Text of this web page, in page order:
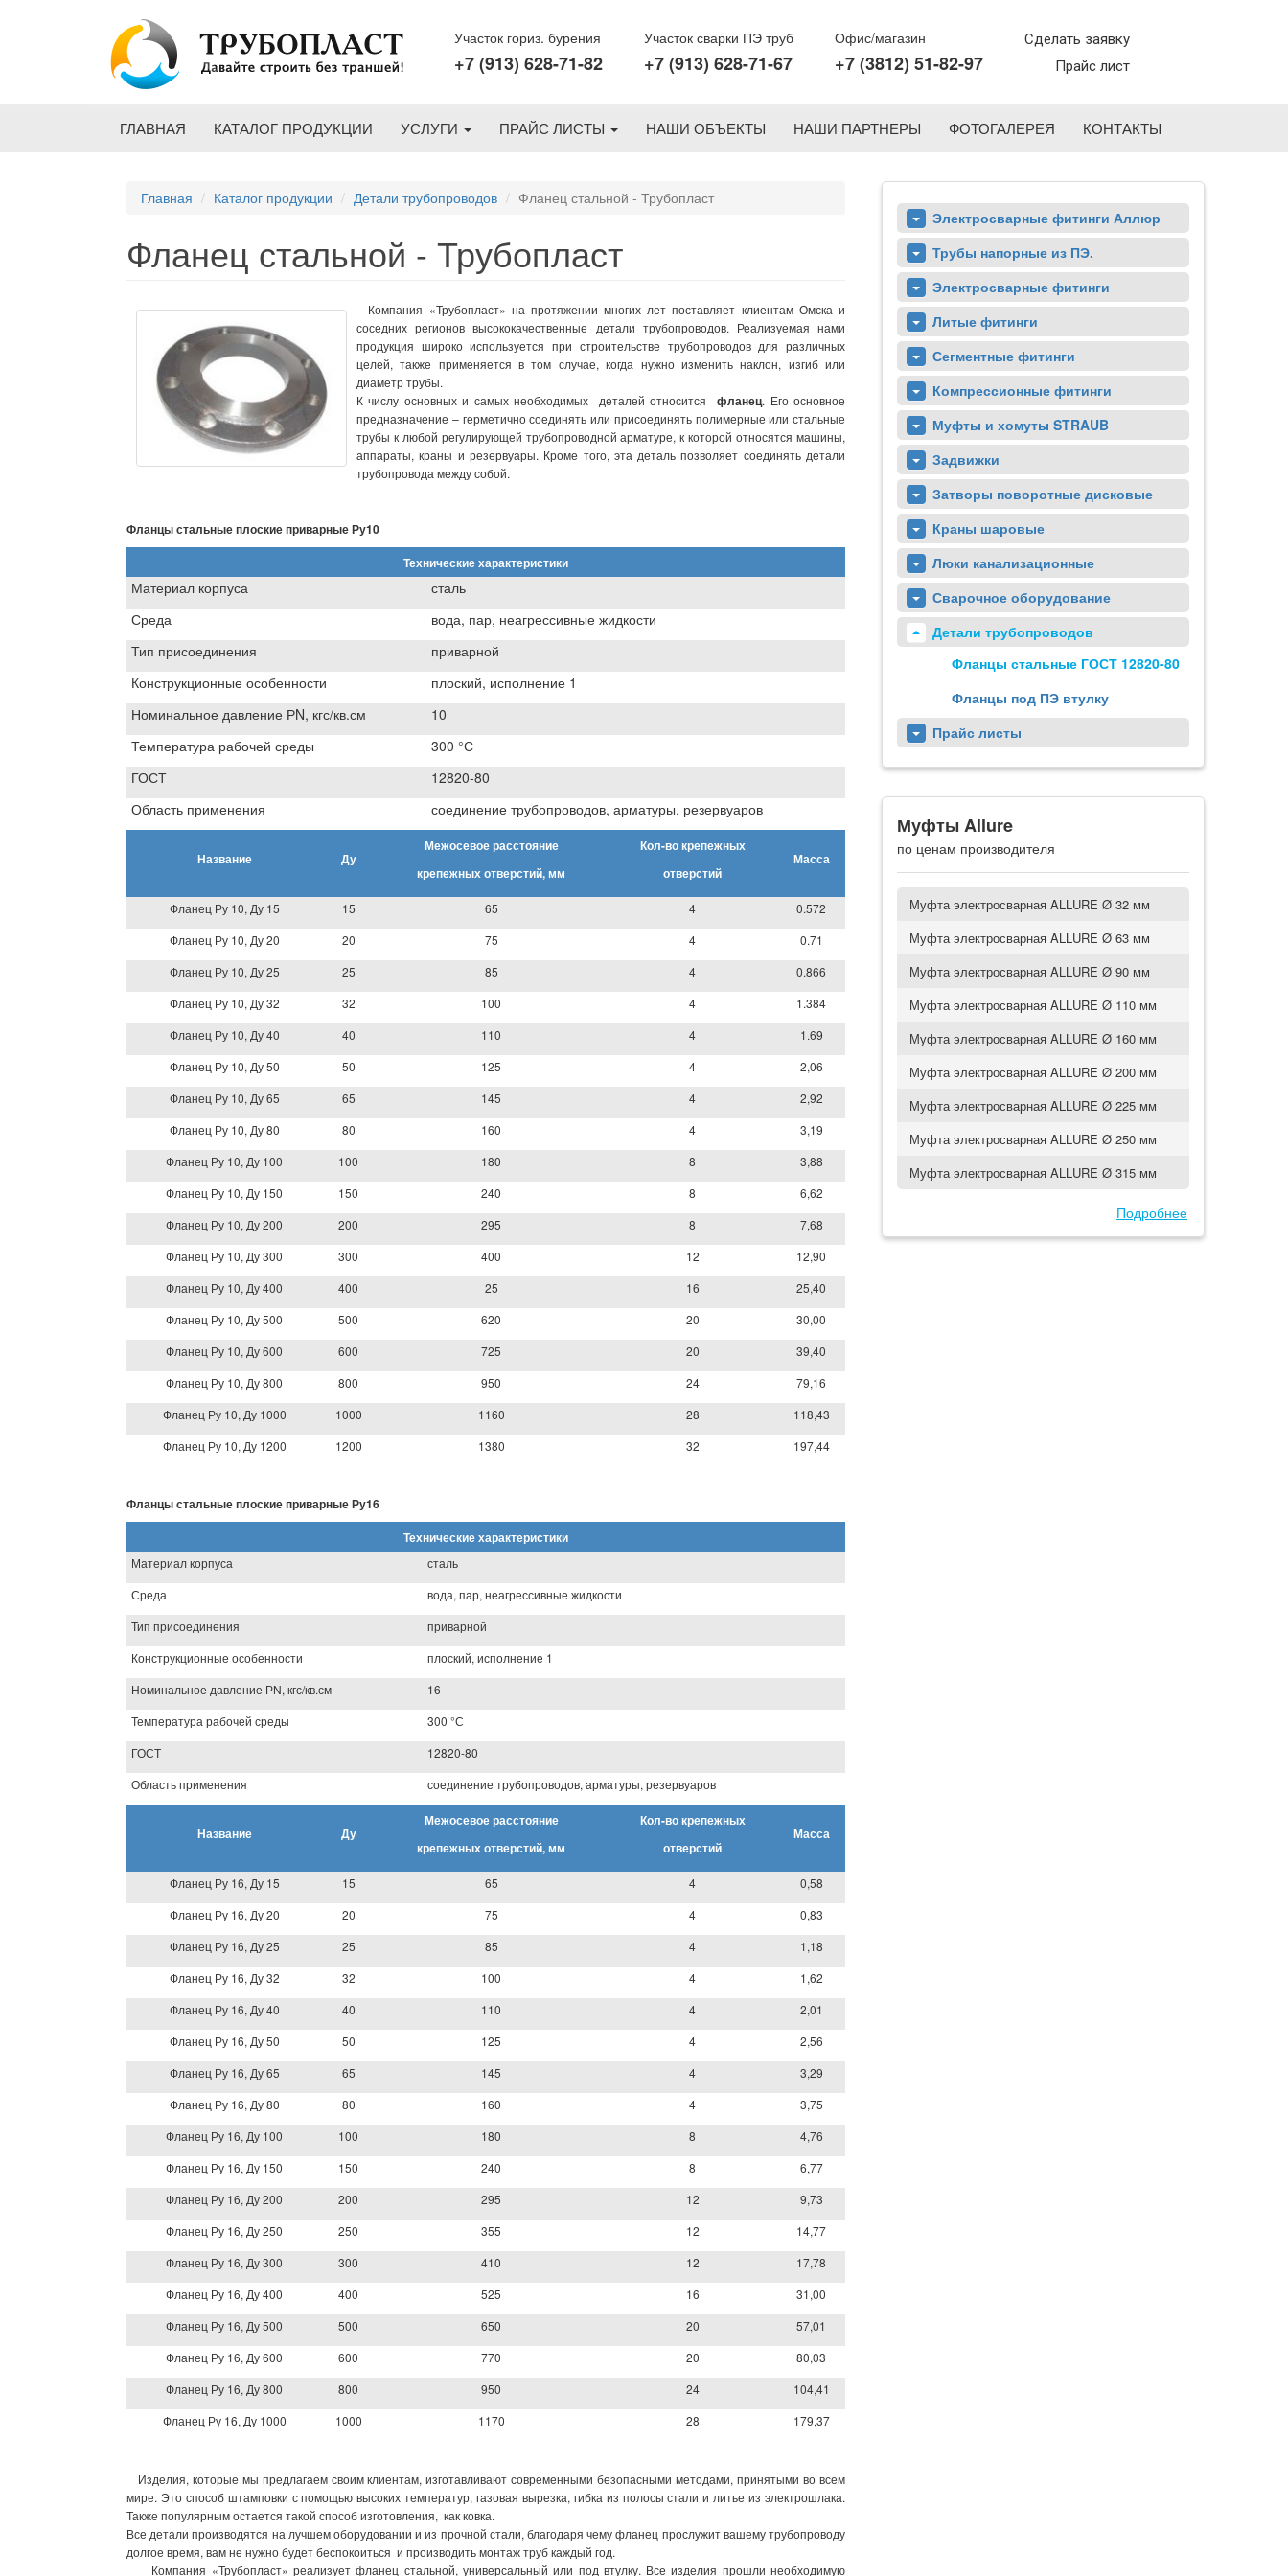
Участок гориз. бурения
+7 (913) 628-71-82
Участок сварки ПЭ труб
+7 (913) 628-71-67
Офис/магазин
+7 (3812) 51-82-97
Сделать заявку
Прайс лист
ГЛАВНАЯ КАТАЛОГ ПРОДУКЦИИ УСЛУГИ ПРАЙС ЛИСТЫ НАШИ ОБЪЕКТЫ НАШИ ПАРТНЕРЫ ФОТОГАЛЕРЕЯ КОНТАКТЫ
Главная Каталог продукции Детали трубопроводов Фланец стальной - Трубопласт
Фланец стальной - Трубопласт
Компания «Трубопласт» на протяжении многих лет поставляет клиентам Омска и
соседних регионов высококачественные детали трубопроводов. Реализуемая нами
продукция широко используется при строительстве трубопроводов для различных
целей, также применяется в том случае, когда нужно изменить наклон, изгиб или
диаметр трубы.
К числу основных и самых необходимых деталей относитсяфланец. Его основное
предназначение – герметично соединять или присоединять полимерные или стальные
трубы к любой регулирующей трубопроводной арматуре, к которой относятся машины,
аппараты, краны и резервуары. Кроме того, эта деталь позволяет соединять детали
трубопровода между собой.
Фланцы стальные плоские приварные Ру10
Технические характеристики
Материал корпуса
сталь
Среда
вода, пар, неагрессивные жидкости
Тип присоединения
приварной
Конструкционные особенности
плоский, исполнение 1
Номинальное давление РN, кгс/кв.см
10
Температура рабочей среды
300 °С
ГОСТ
12820-80
Область применения
соединение трубопроводов, арматуры, резервуаров
Название Ду
Межосевое расстояние
крепежных отверстий, мм
Кол-во крепежных
отверстий
Масса
Фланец Ру 10, Ду 15 15 65 4
0.572
Фланец Ру 10, Ду 20
20 75 4
0.71
Фланец Ру 10, Ду 25
25 85 4
0.866
Фланец Ру 10, Ду 32
32 100 4
1.384
Фланец Ру 10, Ду 40
40 110 4
1.69
Фланец Ру 10, Ду 50
50 125 4
2,06
Фланец Ру 10, Ду 65
65 145 4
2,92
Фланец Ру 10, Ду 80
80 160 4
3,19
Фланец Ру 10, Ду 100
100 180 8
3,88
Фланец Ру 10, Ду 150
150 240 8
6,62
Фланец Ру 10, Ду 200
200 295 8
7,68
Фланец Ру 10, Ду 300
300 400 12
12,90
Фланец Ру 10, Ду 400
400 25 16
25,40
Фланец Ру 10, Ду 500
500 620 20
30,00
Фланец Ру 10, Ду 600
600 725 20
39,40
Фланец Ру 10, Ду 800
800 950 24
79,16
Фланец Ру 10, Ду 1000
1000 1160 28
118,43
Фланец Ру 10, Ду 1200
1200 1380 32 197,44
Фланцы стальные плоские приварные Ру16
Технические характеристики
Материал корпуса
сталь
Среда
вода, пар, неагрессивные жидкости
Тип присоединения
приварной
Конструкционные особенности
плоский, исполнение 1
Номинальное давление РN, кгс/кв.см
16
Температура рабочей среды
300 °С
ГОСТ
12820-80
Область применения
соединение трубопроводов, арматуры, резервуаров
Название Ду
Межосевое расстояние
крепежных отверстий, мм
Кол-во крепежных
отверстий
Масса
Фланец Ру 16, Ду 15 15 65 4
0,58
Фланец Ру 16, Ду 20
20 75 4
0,83
Фланец Ру 16, Ду 25
25 85 4
1,18
Фланец Ру 16, Ду 32
32 100 4
1,62
Фланец Ру 16, Ду 40
40 110 4
2,01
Фланец Ру 16, Ду 50
50 125 4
2,56
Фланец Ру 16, Ду 65
65 145 4
3,29
Фланец Ру 16, Ду 80
80 160 4
3,75
Фланец Ру 16, Ду 100
100 180 8
4,76
Фланец Ру 16, Ду 150
150 240 8
6,77
Фланец Ру 16, Ду 200
200 295 12
9,73
Фланец Ру 16, Ду 250
250 355 12
14,77
Фланец Ру 16, Ду 300
300 410 12
17,78
Фланец Ру 16, Ду 400
400 525 16
31,00
Фланец Ру 16, Ду 500
500 650 20
57,01
Фланец Ру 16, Ду 600
600 770 20
80,03
Фланец Ру 16, Ду 800
800 950 24
104,41
Фланец Ру 16, Ду 1000
1000 1170 28 179,37
Изделия, которые мы предлагаем своим клиентам, изготавливают современными безопасными методами, принятыми во всем
мире. Это способ штамповки с помощью высоких температур, газовая вырезка, гибка из полосы стали и литье из электрошлака.
Также популярным остается такой способ изготовления, как ковка.
Все детали производятся на лучшем оборудовании и из прочной стали, благодаря чему фланец прослужит вашему трубопроводу
долгое время, вам не нужно будет беспокоиться и производить монтаж труб каждый год.
Компания «Трубопласт» реализует фланец стальной, универсальный или под втулку. Все изделия прошли необходимую
Электросварные фитинги Аллюр
Трубы напорные из ПЭ.
Электросварные фитинги
Литые фитинги
Сегментные фитинги
Компрессионные фитинги
Муфты и хомуты STRAUB
Задвижки
Затворы поворотные дисковые
Краны шаровые
Люки канализационные
Сварочное оборудование
Детали трубопроводов
Фланцы стальные ГОСТ 12820-80
Фланцы под ПЭ втулку
Прайс листы
Муфты Allure
по ценам производителя
Муфта электросварная ALLURE Ø 32 мм
Муфта электросварная ALLURE Ø 63 мм
Муфта электросварная ALLURE Ø 90 мм
Муфта электросварная ALLURE Ø 110 мм
Муфта электросварная ALLURE Ø 160 мм
Муфта электросварная ALLURE Ø 200 мм
Муфта электросварная ALLURE Ø 225 мм
Муфта электросварная ALLURE Ø 250 мм
Муфта электросварная ALLURE Ø 315 мм
Подробнее